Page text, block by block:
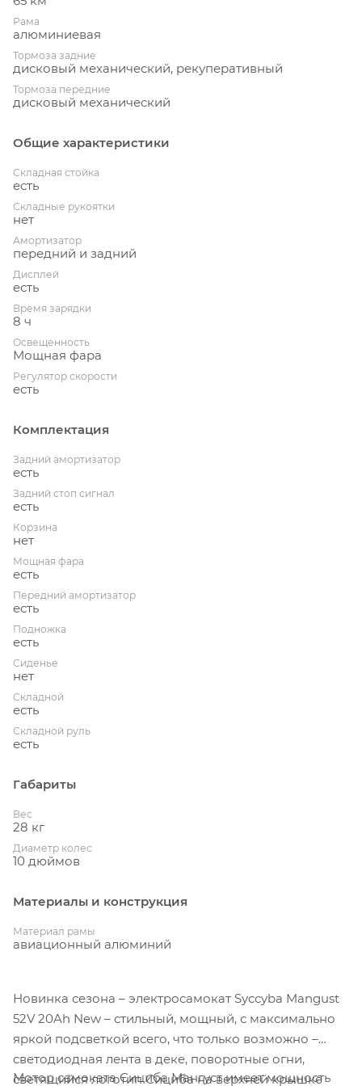
Рама
алюминиевая
Тормоза задние
дисковый механический, рекуперативный
Тормоза передние
дисковый механический
Общие характеристики
Складная стойка
есть
Складные рукоятки
нет
Амортизатор
передний и задний
Дисплей
есть
Время зарядки
8 ч
Освещенность
Мощная фара
Регулятор скорости
есть
Комплектация
Задний амортизатор
есть
Задний стоп сигнал
есть
Корзина
нет
Мощная фара
есть
Передний амортизатор
есть
Подножка
есть
Сиденье
нет
Складной
есть
Складной руль
есть
Габариты
Вес
28 кг
Диаметр колес
10 дюймов
Материалы и конструкция
Материал рамы
авиационный алюминий
Новинка сезона – электросамокат Syccyba Mangust
52V 20Ah New – стильный, мощный, с максимально
яркой подсветкой всего, что только возможно –
светодиодная лента в деке, поворотные огни,
светящийся логотип Сициба на верхней крышке
Мотор самоката Сициба Мангуст имеет мощность